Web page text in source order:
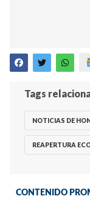
Tags
NOTICIAS DE
REAPERTURA